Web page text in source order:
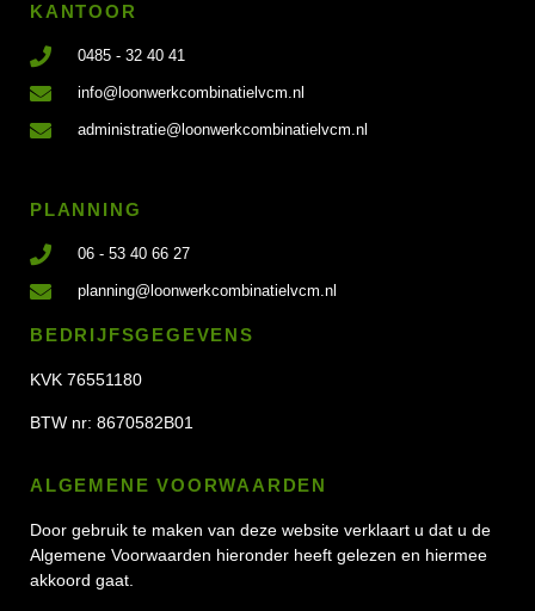
KANTOOR
0485 - 32 40 41
info@loonwerkcombinatielvcm.nl
administratie@loonwerkcombinatielvcm.nl
PLANNING
06 - 53 40 66 27
planning@loonwerkcombinatielvcm.nl
BEDRIJFSGEGEVENS
KVK 76551180
BTW nr: 8670582B01
ALGEMENE VOORWAARDEN
Door gebruik te maken van deze website verklaart u dat u de
Algemene Voorwaarden hieronder heeft gelezen en hiermee
akkoord gaat.